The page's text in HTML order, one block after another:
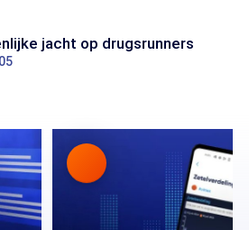
jacht op drugsrunners